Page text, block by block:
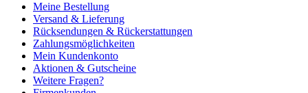
Meine Bestellung
Versand & Lieferung
Rücksendungen & Rückerstattungen
Zahlungsmöglichkeiten
Mein Kundenkonto
Aktionen & Gutscheine
Weitere Fragen?